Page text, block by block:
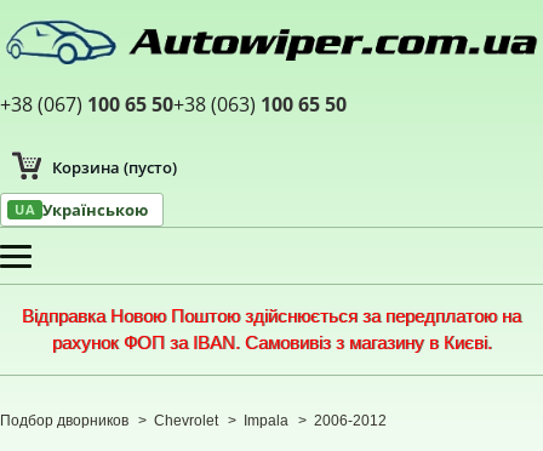
+38 (067) 100 65 50+38 (063) 100 65 50
Корзина (пусто)
UA Українською
Меню
Відправка Новою Поштою здійснюється за передплатою на
рахунок ФОП за IBAN. Самовивіз з магазину в Києві.
Подбор дворников > Chevrolet > Impala > 2006-2012